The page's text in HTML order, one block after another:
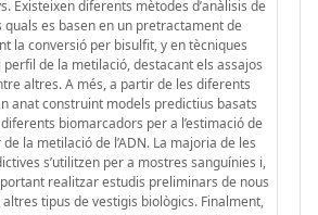
Existeixen diferents mètodes d’anàlisis de
quals es basen en un pretractament de
la conversió per bisulfit, y en tècniques
perfil de la metilació, destacant els assajos
altres. A més, a partir de les diferents
anat construint models predictius basats
diferents biomarcadors per a l’estimació de
la metilació de l’ADN. La majoria de les
s’utilitzen per a mostres sanguínies i,
realitzar estudis preliminars de nous
tipus de vestigis biològics. Finalment,